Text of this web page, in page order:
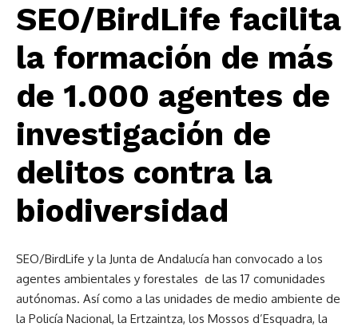
SEO/BirdLife facilita
la formación de más
de 1.000 agentes de
investigación de
delitos contra la
biodiversidad
SEO/BirdLife y la Junta de Andalucía han convocado a los
agentes ambientales y forestales de las 17 comunidades
autónomas. Así como a las unidades de medio ambiente de
la Policía Nacional, la Ertzaintza, los Mossos d’Esquadra, la